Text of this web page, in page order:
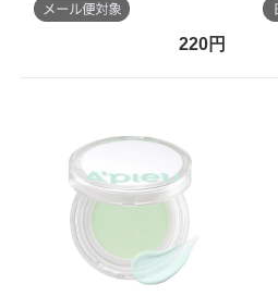
220円